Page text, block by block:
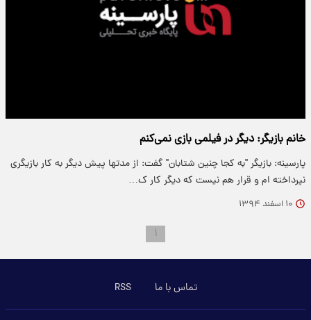
خانم بازیگر: دیگر در فیلمی بازی نمی‌کنم
پارسینه: بازیگر "به کجا چنین شتابان" گفت: از مدتها پیش دیگر به کار بازیگری
نپرداخته ام و قرار هم نیست که دیگر کار ک…
۱۰ اسفند ۱۳۹۴
۱
تماس با ما RSS